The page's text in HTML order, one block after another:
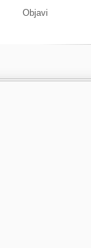
Objavi